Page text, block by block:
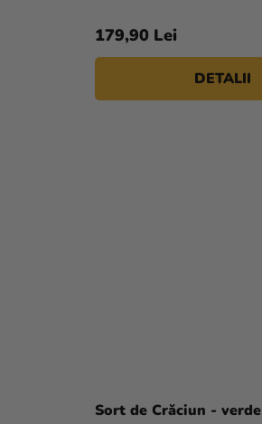
179,90 Lei
DETALII
Sort de Crăciun - verde